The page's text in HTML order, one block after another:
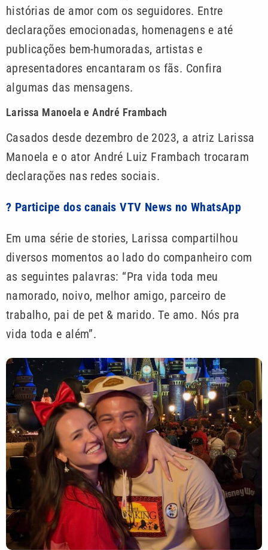
histórias de amor com os seguidores. Entre
declarações emocionadas, homenagens e até
publicações bem-humoradas, artistas e
apresentadores encantaram os fãs. Confira
algumas das mensagens.
Larissa Manoela e André Frambach
Casados desde dezembro de 2023, a atriz Larissa
Manoela e o ator André Luiz Frambach trocaram
declarações nas redes sociais.
? Participe dos canais VTV News no WhatsApp
Em uma série de stories, Larissa compartilhou
diversos momentos ao lado do companheiro com
as seguintes palavras: “Pra vida toda meu
namorado, noivo, melhor amigo, parceiro de
trabalho, pai de pet & marido. Te amo. Nós pra
vida toda e além”.